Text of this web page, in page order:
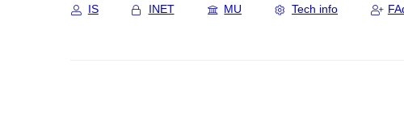
Fakulty
IS INET MU Tech info